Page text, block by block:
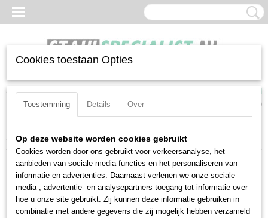
Inloggen Registreren
(0)
Home >Tangen>Combinatietangen>Stahlwille 65013180
Cookies toestaan Opties
Toestemming Details Over
Op deze website worden cookies gebruikt
Cookies worden door ons gebruikt voor verkeersanalyse, het
aanbieden van sociale media-functies en het personaliseren van
informatie en advertenties. Daarnaast verlenen we onze sociale
media-, advertentie- en analysepartners toegang tot informatie over
hoe u onze site gebruikt. Zij kunnen deze informatie gebruiken in
combinatie met andere gegevens die zij mogelijk hebben verzameld